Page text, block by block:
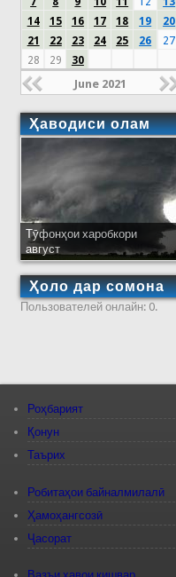
14
15 16 17 18 19
20
21
22 23 24 25 26
27
28
29 30
June 2021
Ҳаводиси олам
Тӯфонҳои харобкори
август
Ҳоло дар сомона
Пользователей онлайн: 0.
Роҳбарият
Қонун
Таърих
Робитаҳои байналмилалӣ
Ҳамоҳангсозӣ
Ҷасорат